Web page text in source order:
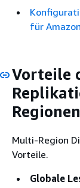
für
Vorteile
Regionen
Multi-Region
Vorteile.
Globale